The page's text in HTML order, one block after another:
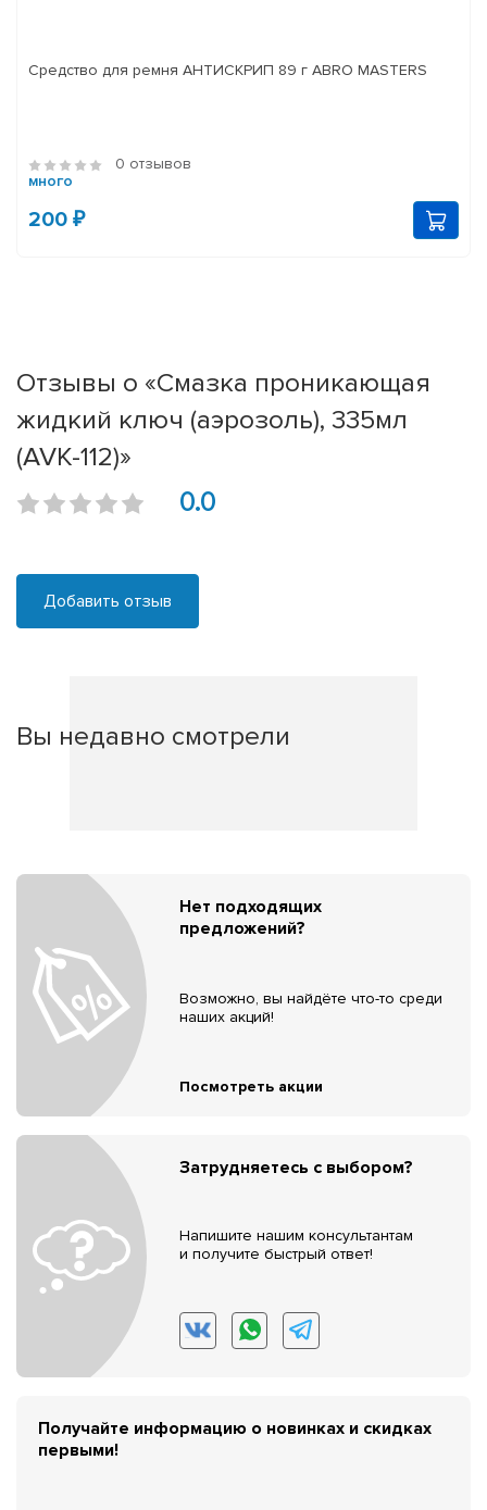
Средство для ремня АНТИСКРИП 89 г ABRO MASTERS
0 отзывов
много
200 ₽
Отзывы о «Смазка проникающая
жидкий ключ (аэрозоль), 335мл
(AVK-112)»
0.0
Добавить отзыв
Вы недавно смотрели
Нет подходящих
предложений?
Возможно, вы найдёте что-то среди
наших акций!
Посмотреть акции
Затрудняетесь с выбором?
Напишите нашим консультантам
и получите быстрый ответ!
Получайте информацию о новинках и скидках
первыми!